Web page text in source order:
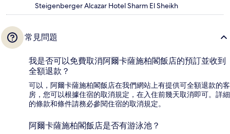
Steigenberger Alcazar Hotel Sharm El Sheikh
常見問題
我是否可以免費取消阿爾卡薩施柏閣飯店的預訂並收到
全額退款？
可以，阿爾卡薩施柏閣飯店在我們網站上有提供可全額退款的客
房，您可以根據住宿的取消規定，在入住前幾天取消即可。詳細
的條款和條件請務必參閱住宿的取消規定。
阿爾卡薩施柏閣飯店是否有游泳池？